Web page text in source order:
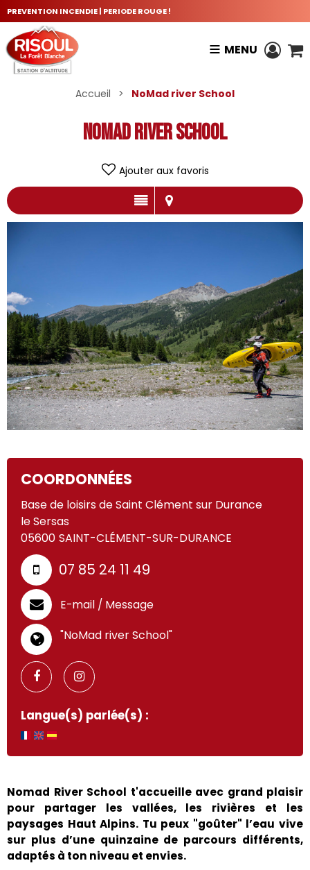
PREVENTION INCENDIE | PERIODE ROUGE !
MENU
Accueil > NoMad river School
NoMad river School
Ajouter aux favoris
COORDONNÉES
Base de loisirs de Saint Clément sur Durance
le Sersas
05600 SAINT-CLÉMENT-SUR-DURANCE
07 85 24 11 49
E-mail / Message
"NoMad river School"
Langue(s) parlée(s) :
Nomad River School t'accueille avec grand plaisir
pour partager les vallées, les rivières et les
paysages Haut Alpins. Tu peux "goûter" l’eau vive
sur plus d’une quinzaine de parcours différents,
adaptés à ton niveau et envies.